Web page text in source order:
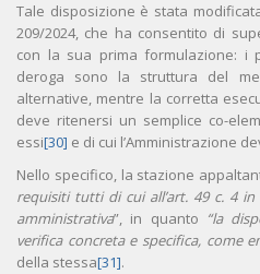
Tale disposizione è stata
209/2024, che ha consentito di
con la sua prima formulazione: i
deroga sono la struttura del
alternative, mentre la corretta
deve ritenersi un semplice co-
essi[30] e di cui l’Amministrazione
Nello specifico, la stazione
requisiti tutti di cui all’art. 49 c. 4 in
amministrativa”, in quanto “la
verifica concreta e specifica, come
della stessa[31].